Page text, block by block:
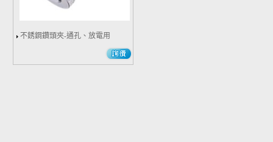
不銹鋼鑽頭夾-通孔、放電用